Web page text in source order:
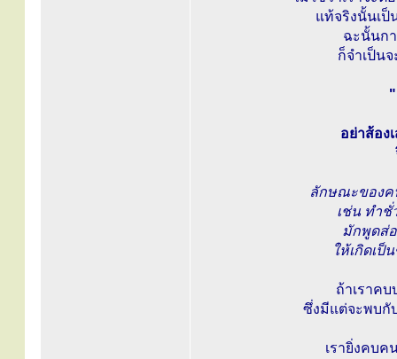
แท้จริงนั้นเป็
ฉะนั้นก
ก็จำเป็น
อย่าส้อ
ลักษณะของค
เช่น ทำชั่
มักพูดส่
ให้เกิดเ
ถ้าเราคบ
ซึ่งมีแต่จะพบกั
เรายิ่งคบค